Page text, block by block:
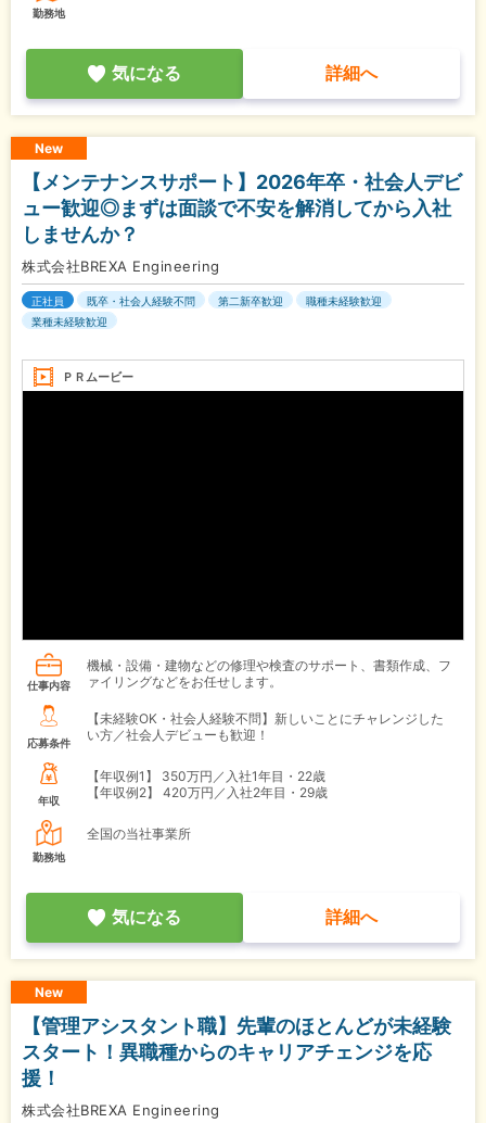
勤務地
気になる 詳細へ
New
【メンテナンスサポート】2026年卒・社会人デビ
ュー歓迎◎まずは面談で不安を解消してから入社
しませんか？
株式会社BREXA Engineering
正社員 既卒・社会人経験不問 第二新卒歓迎
職種未経験歓迎
業種未経験歓迎
ＰＲムービー
仕事内容
機械・設備・建物などの修理や検査のサポート、書類作成、フ
ァイリングなどをお任せします。
応募条件
【未経験OK・社会人経験不問】新しいことにチャレンジした
い方／社会人デビューも歓迎！
年収
【年収例1】
350万円／入社1年目・22歳
【年収例2】
420万円／入社2年目・29歳
勤務地
全国の当社事業所
気になる 詳細へ
New
【管理アシスタント職】先輩のほとんどが未経験
スタート！異職種からのキャリアチェンジを応
援！
株式会社BREXA Engineering